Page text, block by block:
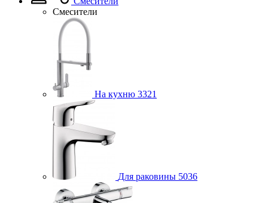
Смесители
На кухню 3321
Для раковины 5036